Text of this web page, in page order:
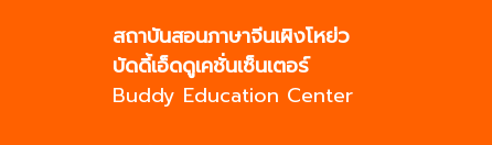
สถาบันสอนภาษาจีนเผิงโหย่ว
บัดดี้เอ็ดดูเคชั่นเซ็นเตอร์
Buddy Education Center